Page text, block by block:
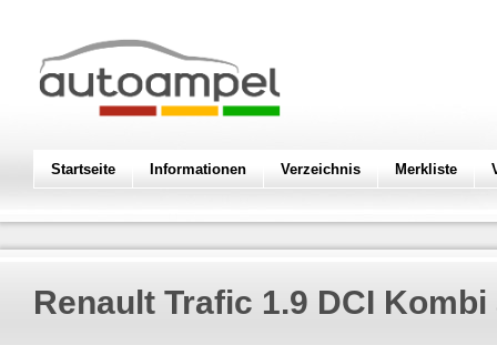
Startseite Informationen Verzeichnis Merkliste
Renault Trafic 1.9 DCI Kombi